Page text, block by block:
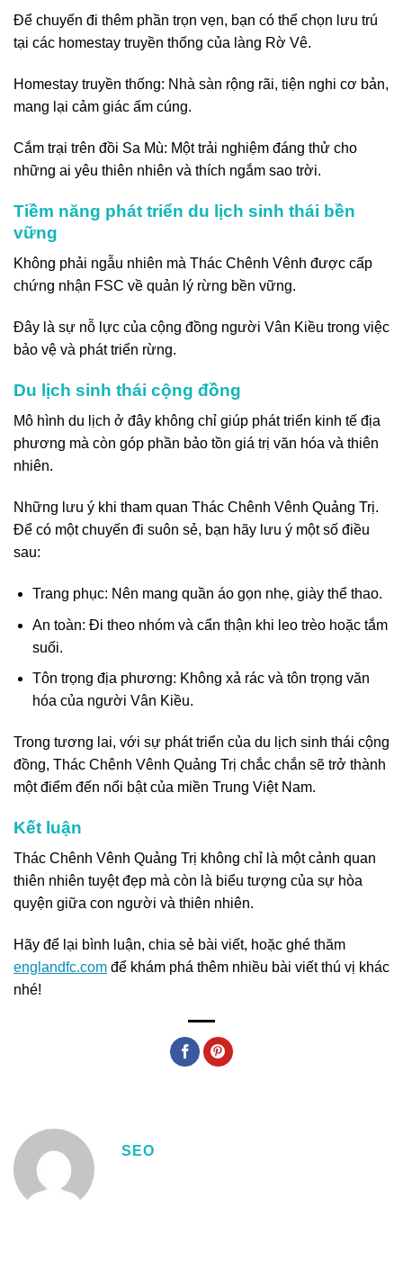
Để chuyến đi thêm phần trọn vẹn, bạn có thể chọn lưu trú
tại các homestay truyền thống của làng Rờ Vê.
Homestay truyền thống: Nhà sàn rộng rãi, tiện nghi cơ bản,
mang lại cảm giác ấm cúng.
Cắm trại trên đồi Sa Mù: Một trải nghiệm đáng thử cho
những ai yêu thiên nhiên và thích ngắm sao trời.
Tiềm năng phát triển du lịch sinh thái bền
vững
Không phải ngẫu nhiên mà Thác Chênh Vênh được cấp
chứng nhận FSC về quản lý rừng bền vững.
Đây là sự nỗ lực của cộng đồng người Vân Kiều trong việc
bảo vệ và phát triển rừng.
Du lịch sinh thái cộng đồng
Mô hình du lịch ở đây không chỉ giúp phát triển kinh tế địa
phương mà còn góp phần bảo tồn giá trị văn hóa và thiên
nhiên.
Những lưu ý khi tham quan Thác Chênh Vênh Quảng Trị.
Để có một chuyến đi suôn sẻ, bạn hãy lưu ý một số điều
sau:
Trang phục: Nên mang quần áo gọn nhẹ, giày thể thao.
An toàn: Đi theo nhóm và cẩn thận khi leo trèo hoặc tắm
suối.
Tôn trọng địa phương: Không xả rác và tôn trọng văn
hóa của người Vân Kiều.
Trong tương lai, với sự phát triển của du lịch sinh thái cộng
đồng, Thác Chênh Vênh Quảng Trị chắc chắn sẽ trở thành
một điểm đến nổi bật của miền Trung Việt Nam.
Kết luận
Thác Chênh Vênh Quảng Trị không chỉ là một cảnh quan
thiên nhiên tuyệt đẹp mà còn là biểu tượng của sự hòa
quyện giữa con người và thiên nhiên.
Hãy để lại bình luận, chia sẻ bài viết, hoặc ghé thăm
englandfc.com để khám phá thêm nhiều bài viết thú vị khác
nhé!
SEO